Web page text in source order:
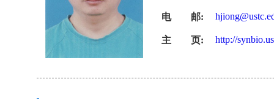
电 邮:
主 页: http://